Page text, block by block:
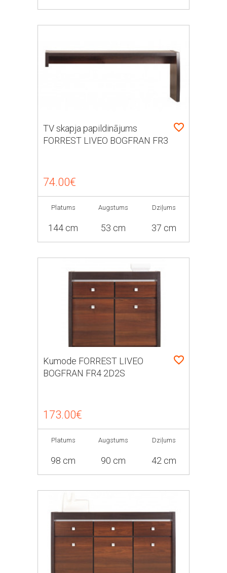
TV skapja papildinājums
FORREST LIVEO BOGFRAN FR3
74.00€
Platums
144 cm
Augstums
53 cm
Dziļums
37 cm
Kumode FORREST LIVEO
BOGFRAN FR4 2D2S
173.00€
Platums
98 cm
Augstums
90 cm
Dziļums
42 cm